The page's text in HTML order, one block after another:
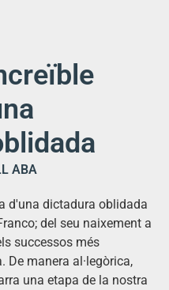
ABA
d'una dictadura oblidada
del seu naixement a
successos més
De manera al·legòrica,
una etapa de la nostra